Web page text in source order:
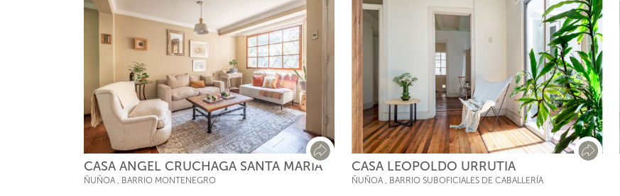
CASA ANGEL CRUCHAGA SANTA MARIA
ÑUÑOA , BARRIO MONTENEGRO
CASA LEOPOLDO URRUTIA
ÑUÑOA BARRIO SUBOFICIALES DE CABALLERÍA